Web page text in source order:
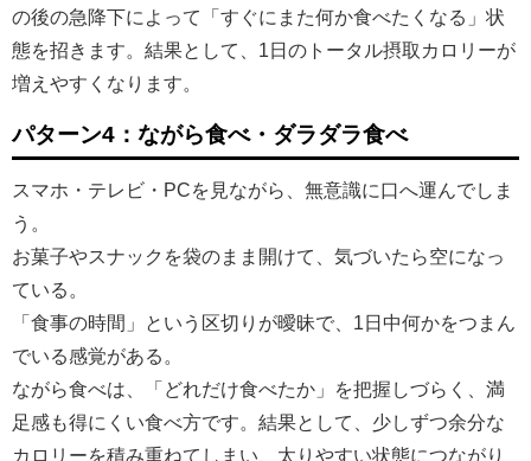
の後の急降下によって「すぐにまた何か食べたくなる」状
態を招きます。結果として、1日のトータル摂取カロリーが
増えやすくなります。
パターン4：ながら食べ・ダラダラ食べ
スマホ・テレビ・PCを見ながら、無意識に口へ運んでしま
う。
お菓子やスナックを袋のまま開けて、気づいたら空になっ
ている。
「食事の時間」という区切りが曖昧で、1日中何かをつまん
でいる感覚がある。
ながら食べは、「どれだけ食べたか」を把握しづらく、満
足感も得にくい食べ方です。結果として、少しずつ余分な
カロリーを積み重ねてしまい、太りやすい状態につながり